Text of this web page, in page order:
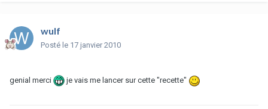
wulf
Posté le 17 janvier 2010
genial merci je vais me lancer sur cette "recette"